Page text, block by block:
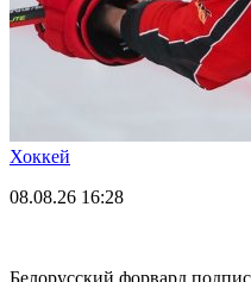
Хоккей
08.08.26 16:28
Белорусский форвард